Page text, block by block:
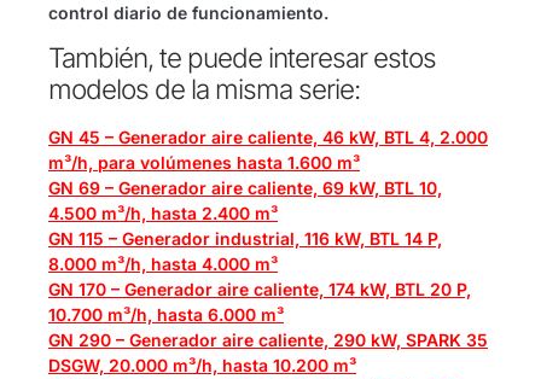
control diario de funcionamiento.
También, te puede interesar estos
modelos de la misma serie:
GN 45 – Generador aire caliente, 46 kW, BTL 4, 2.000
m³/h, para volúmenes hasta 1.600 m³
GN 69 – Generador aire caliente, 69 kW, BTL 10,
4.500 m³/h, hasta 2.400 m³
GN 115 – Generador industrial, 116 kW, BTL 14 P,
8.000 m³/h, hasta 4.000 m³
GN 170 – Generador aire caliente, 174 kW, BTL 20 P,
10.700 m³/h, hasta 6.000 m³
GN 290 – Generador aire caliente, 290 kW, SPARK 35
DSGW, 20.000 m³/h, hasta 10.200 m³